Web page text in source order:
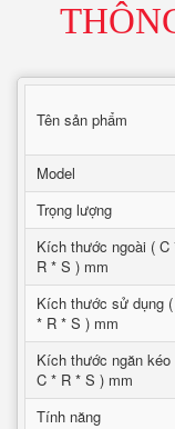
Tên sản phẩm
Model
Trọng lượng
Kích thước ngoài ( C
R * S ) mm
Kích thước sử dụng
* R * S ) mm
Kích thước ngăn kéo
C * R * S ) mm
Tính năng